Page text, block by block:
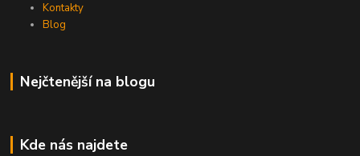
Kontakty
Blog
Nejčtenější na blogu
Kde nás najdete